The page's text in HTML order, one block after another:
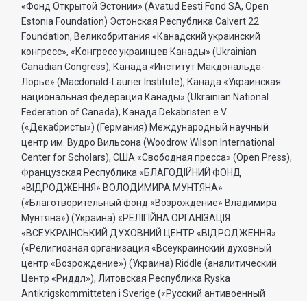
«Фонд Открытой Эстонии» (Avatud Eesti Fond SA, Open
Estonia Foundation) Эстонская Республика Calvert 22
Foundation, Великобритания «Канадский украинский
конгресс», «Конгресс украинцев Канады» (Ukrainian
Canadian Congress), Канада «Институт Макдональда-
Лорье» (Macdonald-Laurier Institute), Канада «Украинская
национальная федерация Канады» (Ukrainian National
Federation of Canada), Канада Dekabristen e.V.
(«Декабристы») (Германия) Международный научный
центр им. Вудро Вильсона (Woodrow Wilson International
Center for Scholars), США «Свободная пресса» (Open Press),
Французская Республика «БЛАГОДIЙНИЙ ФОНД
«ВIДРОДЖЕННЯ» ВОЛОДИМИРА МУНТЯНА»
(«Благотворительный фонд «Возрождение» Владимира
Мунтяна») (Украина) «РЕЛIГIЙНА ОРГАНIЗАЦIЯ
«ВСЕУКРАIНСЬКИЙ ДУХОВНИЙ ЦЕНТР «ВIДРОДЖЕННЯ»
(«Религиозная организация «Всеукраинский духовный
центр «Возрождение») (Украина) Riddle (аналитический
Центр «Риддл»), Литовская Республика Ryska
Antikrigskommitteten i Sverige («Русский антивоенный